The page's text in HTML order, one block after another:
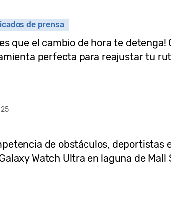
de prensa
que el cambio de hora te detenga!
perfecta para reajustar tu
de obstáculos, deportistas
Watch Ultra en laguna de Mall